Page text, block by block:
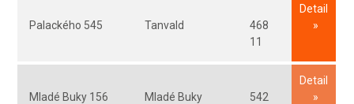
Palackého 545 Tanvald
468
11
Detail
Mladé Buky 156 Mladé Buky
542
Detail